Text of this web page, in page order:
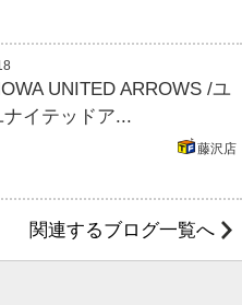
UNITED ARROWS /ユ
ナイテッドア...
藤沢店
関連するブログ一覧へ